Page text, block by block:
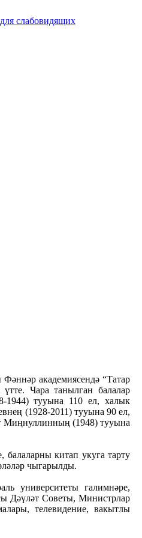
академиясендә “Татар
Чара танылган балалар
1944) тууына 110 ел, халык
(1928-2011) тууына 90 ел,
Миңнуллинның (1948) тууына
китап укуга тарту
чыгарылды.
университеты галимнәре,
Дәүләт Советы, Министрлар
телевидение, вакытлы